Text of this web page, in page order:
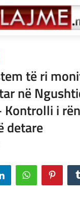
të ri
në
i
detare